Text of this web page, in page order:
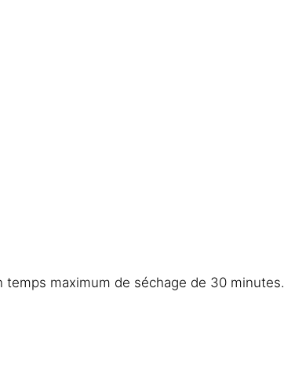
temps maximum de séchage de 30 minutes.